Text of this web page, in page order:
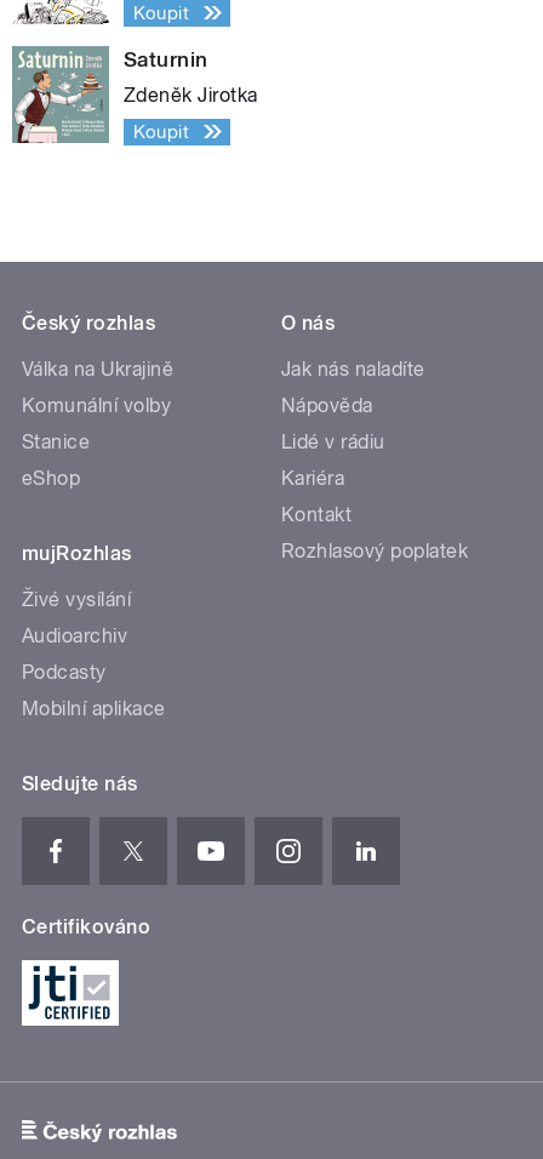
Koupit
Saturnin
Zdeněk Jirotka
Koupit
Český rozhlas
Válka na Ukrajině
Komunální volby
Stanice
eShop
mujRozhlas
Živé vysílání
Audioarchiv
Podcasty
Mobilní aplikace
O nás
Jak nás naladíte
Nápověda
Lidé v rádiu
Kariéra
Kontakt
Rozhlasový poplatek
Sledujte nás
Certifikováno